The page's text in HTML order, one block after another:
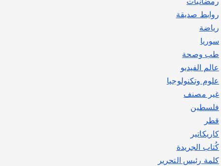
روابط صديقة
رياضة
سوريا
طب وصحة
عالم الفيديو
علوم وتكنولوجيا
غير مصنف
فلسطين
قطر
كاريكاتير
كُتاب الجريدة
كلمة رئيس التحرير